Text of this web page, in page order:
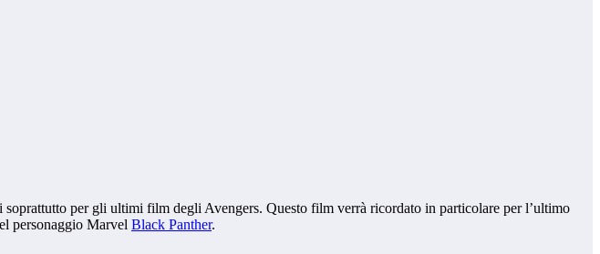
per gli ultimi film degli Avengers. Questo film verrà ricordato in particolare per l’ultimo
personaggio Marvel Black Panther.